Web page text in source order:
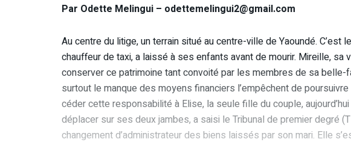
Par Odette Melingui – odettemelingui2@gmail.com
Au centre du litige, un terrain situé au centre-ville de Yaoundé. C’est
chauffeur de taxi, a laissé à ses enfants avant de mourir. Mireille,
conserver ce patrimoine tant convoité par les membres de sa
surtout le manque des moyens financiers l’empêchent de
céder cette responsabilité à Elise, la seule fille du couple,
déplacer sur ses deux jambes, a saisi le Tribunal de premier degré
changement d’administrateur des biens laissés par son mari. Elle